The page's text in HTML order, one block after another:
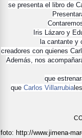
se presenta el libro de
Iris Lázaro y
la cantante y
creadores con quienes
Además, nos
que
que Carlos Villarrubia
foto: http://www.jimena-